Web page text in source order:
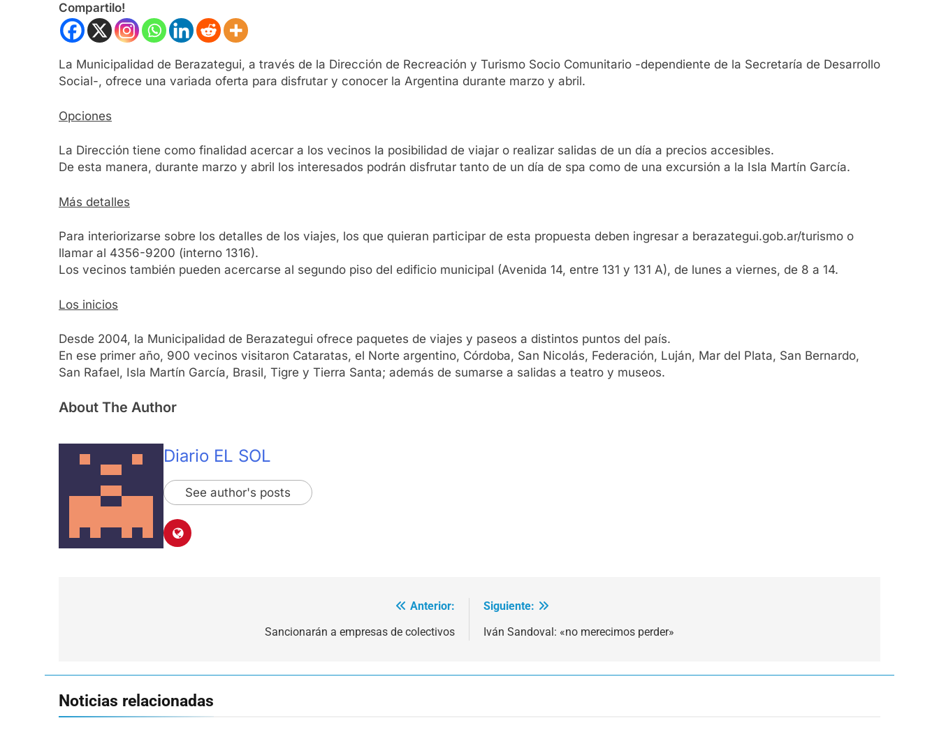
Compartilo!
La Municipalidad de Berazategui, a través de la Dirección de Recreación y Turismo Socio Comunitario -dependiente de la Secretaría de Desarrollo
Social-, ofrece una variada oferta para disfrutar y conocer la Argentina durante marzo y abril.
Opciones
La Dirección tiene como finalidad acercar a los vecinos la posibilidad de viajar o realizar salidas de un día a precios accesibles.
De esta manera, durante marzo y abril los interesados podrán disfrutar tanto de un día de spa como de una excursión a la Isla Martín García.
Más detalles
Para interiorizarse sobre los detalles de los viajes, los que quieran participar de esta propuesta deben ingresar a berazategui.gob.ar/turismo o
llamar al 4356-9200 (interno 1316).
Los vecinos también pueden acercarse al segundo piso del edificio municipal (Avenida 14, entre 131 y 131 A), de lunes a viernes, de 8 a 14.
Los inicios
Desde 2004, la Municipalidad de Berazategui ofrece paquetes de viajes y paseos a distintos puntos del país.
En ese primer año, 900 vecinos visitaron Cataratas, el Norte argentino, Córdoba, San Nicolás, Federación, Luján, Mar del Plata, San Bernardo,
San Rafael, Isla Martín García, Brasil, Tigre y Tierra Santa; además de sumarse a salidas a teatro y museos.
About The Author
Diario EL SOL
See author's posts
Anterior:
Sancionarán a empresas de colectivos
Siguiente:
Iván Sandoval: «no merecimos perder»
Noticias relacionadas